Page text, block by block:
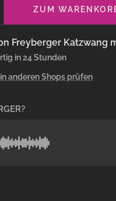
ZUM
Freyberger Katzwang
in 24 Stunden
anderen Shops prüfen